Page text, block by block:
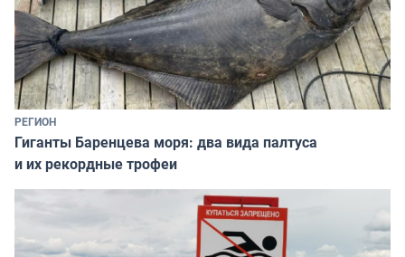
РЕГИОН
Гиганты Баренцева моря: два вида палтуса
и их рекордные трофеи